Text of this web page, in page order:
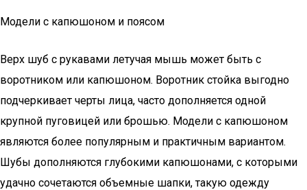
Модели с капюшоном и поясом
Верх шуб с рукавами летучая мышь может быть с
воротником или капюшоном. Воротник стойка выгодно
подчеркивает черты лица, часто дополняется одной
крупной пуговицей или брошью. Модели с капюшоном
являются более популярным и практичным вариантом.
Шубы дополняются глубокими капюшонами, с которыми
удачно сочетаются объемные шапки, такую одежду